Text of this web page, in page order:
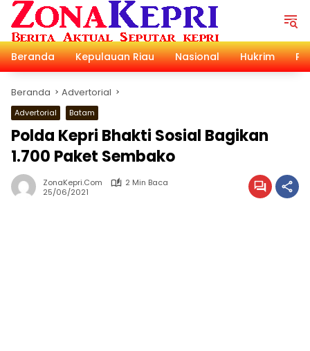
Langsung
konten
Beranda
Kepulauan Riau Nasional Hukrim
Beranda Advertorial
Advertorial Batam
Polda Kepri Bhakti Sosial Bagikan
1.700 Paket Sembako
ZonaKepri.com
2 Min Baca
25/06/2021